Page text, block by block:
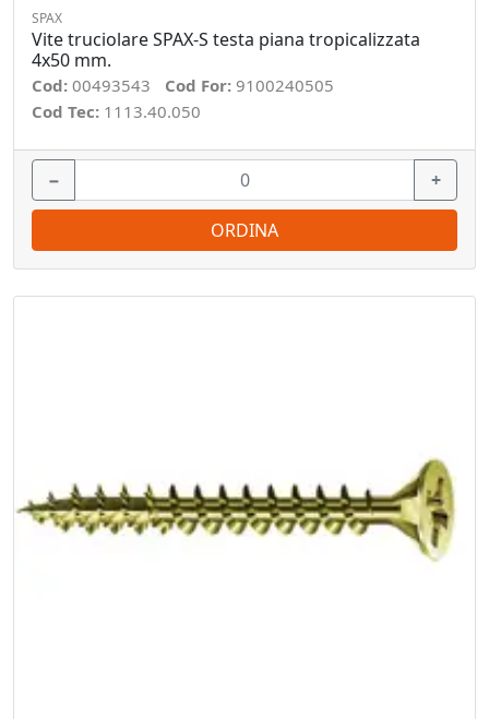
SPAX
Vite truciolare SPAX-S testa piana tropicalizzata
4x50 mm.
Cod: 00493543 Cod For: 9100240505
Cod Tec: 1113.40.050
− +
ORDINA